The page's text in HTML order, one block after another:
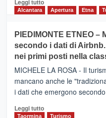
Leggi tutto
CATANIA
–
Inaugurato
il
nuovo
collegamento
tra
e
Alcantara Apertura Etna
PIEDIMONTE ETNEO
secondo i dati di
nei primi posti nella
MICHELE LA ROSA - Il
mancano anche le
i dati che emergono
Leggi tuttoLeggi
Taormina Turismo